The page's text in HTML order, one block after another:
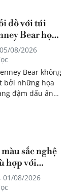
đồ với túi
Bear họa
dấu ấn
08/2026
Bear không
bởi những họa
đậm dấu ấn
mà còn dễ dàng
sắc nghệ
hợp với
nào?
01/08/2026